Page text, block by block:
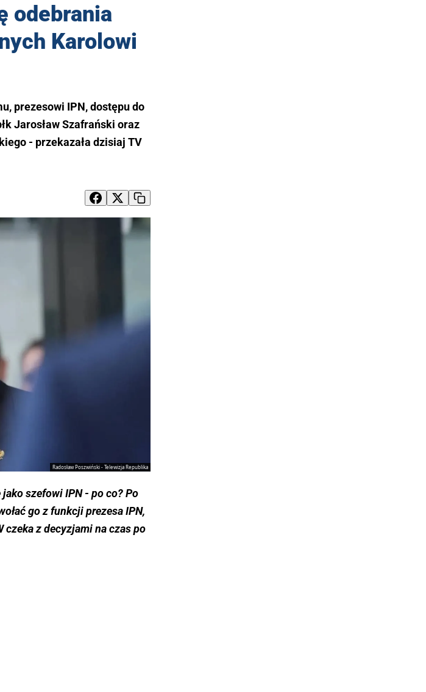
odebrania
Karolowi
prezesowi IPN, dostępu do
Jarosław Szafrański oraz
- przekazała dzisiaj TV
Radosław Poszwiński - Telewizja Republika
szefowi IPN - po co? Po
go z funkcji prezesa IPN,
czeka z decyzjami na czas po